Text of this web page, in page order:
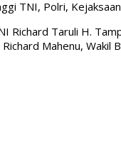
TNI, Polri,
Richard Taruli H.
Mahenu,